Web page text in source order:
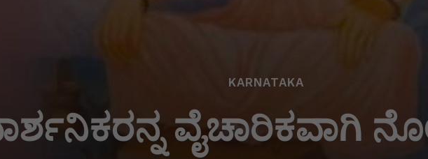
KARNATAKA
ವೈಚಾರಿಕವಾಗಿ